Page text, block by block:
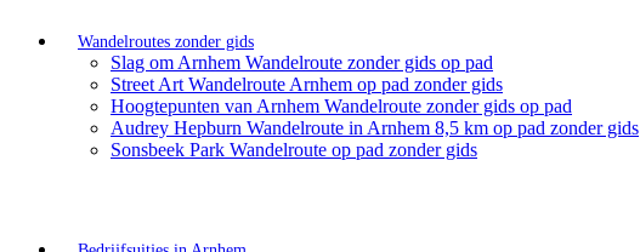
Wandelroutes zonder gids
Slag om Arnhem Wandelroute zonder gids op pad
Street Art Wandelroute Arnhem op pad zonder gids
Hoogtepunten van Arnhem Wandelroute zonder gids op pad
Audrey Hepburn Wandelroute in Arnhem 8,5 km op pad zonder gids
Sonsbeek Park Wandelroute op pad zonder gids